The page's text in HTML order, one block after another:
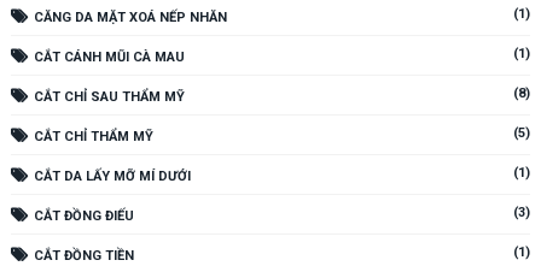
CĂNG DA MẶT XOÁ NẾP NHĂN (1)
CẮT CÁNH MŨI CÀ MAU (1)
CẮT CHỈ SAU THẨM MỸ (8)
CẮT CHỈ THẨM MỸ (5)
CẮT DA LẤY MỠ MÍ DƯỚI (1)
CẮT ĐỒNG ĐIẾU (3)
CẮT ĐỒNG TIỀN (1)